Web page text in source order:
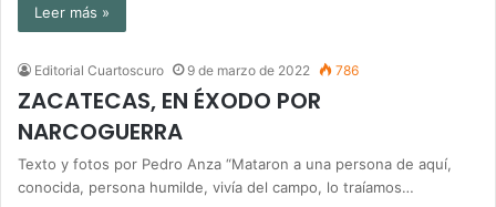
Leer más »
Editorial Cuartoscuro 9 de marzo de 2022 786
ZACATECAS, EN ÉXODO POR
NARCOGUERRA
Texto y fotos por Pedro Anza “Mataron a una persona de aquí,
conocida, persona humilde, vivía del campo, lo traíamos…